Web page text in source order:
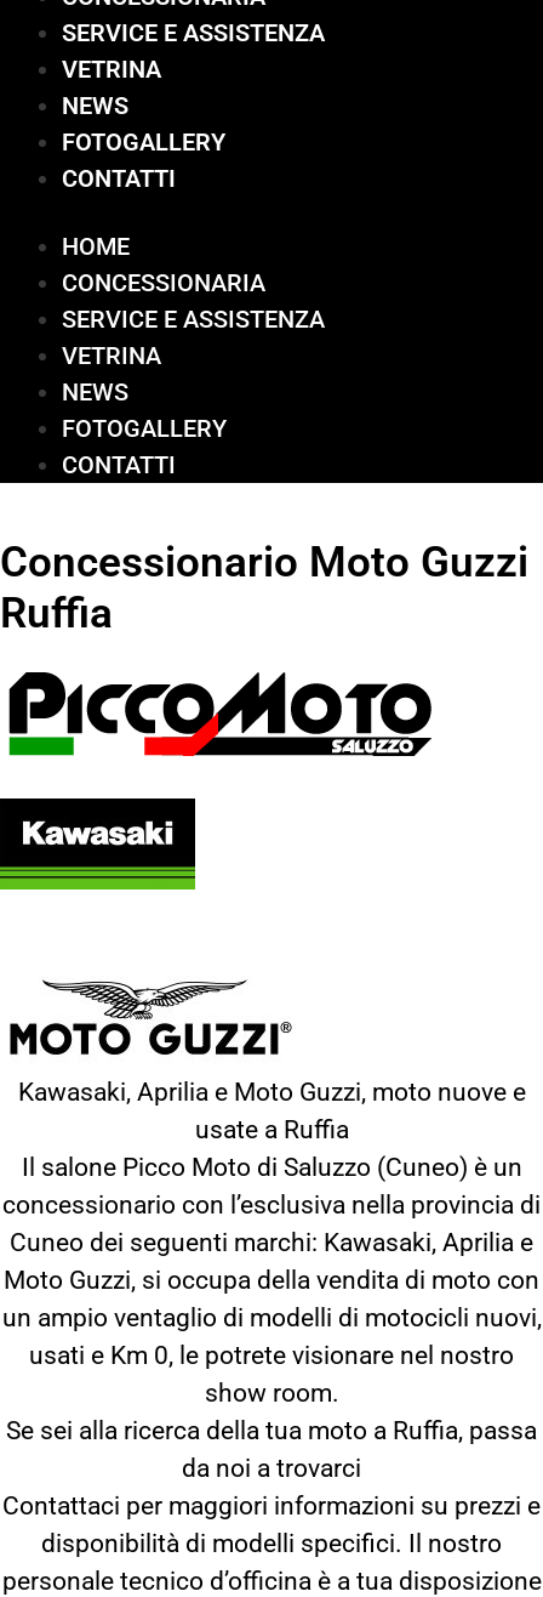
SERVICE E ASSISTENZA
VETRINA
NEWS
FOTOGALLERY
CONTATTI
HOME
CONCESSIONARIA
SERVICE E ASSISTENZA
VETRINA
NEWS
FOTOGALLERY
CONTATTI
Concessionario Moto Guzzi
Ruffia
Kawasaki, Aprilia e Moto Guzzi, moto nuove e
usate a Ruffia
Il salone Picco Moto di Saluzzo (Cuneo) è un
concessionario con l’esclusiva nella provincia di
Cuneo dei seguenti marchi: Kawasaki, Aprilia e
Moto Guzzi, si occupa della vendita di moto con
un ampio ventaglio di modelli di motocicli nuovi,
usati e Km 0, le potrete visionare nel nostro
show room.
Se sei alla ricerca della tua moto a Ruffia, passa
da noi a trovarci
Contattaci per maggiori informazioni su prezzi e
disponibilità di modelli specifici. Il nostro
personale tecnico d’officina è a tua disposizione